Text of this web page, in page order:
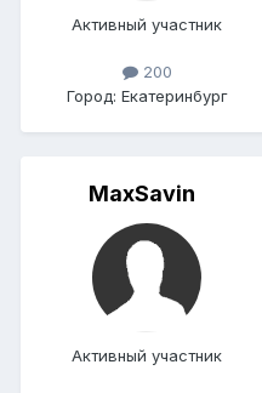
Активный участник
200
Город: Екатеринбург
MaxSavin
Активный участник